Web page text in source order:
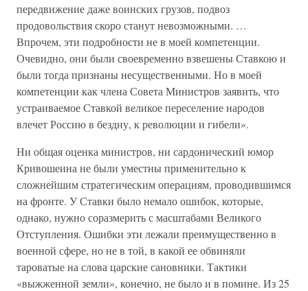
передвижение даже воинских грузов, подвоз
продовольствия скоро станут невозможными. …
Впрочем, эти подробности не в моей компетенции.
Очевидно, они были своевременно взвешены Ставкою и
были тогда признаны несущественными. Но в моей
компетенции как члена Совета Министров заявить, что
устраиваемое Ставкой великое переселение народов
влечет Россию в бездну, к революции и гибели».
Ни общая оценка министров, ни сардонический юмор
Кривошеина не были уместны применительно к
сложнейшим стратегическим операциям, проводившимся
на фронте. У Ставки было немало ошибок, которые,
однако, нужно соразмерить с масштабами Великого
Отступления. Ошибки эти лежали преимущественно в
военной сфере, но не в той, в какой ее обвиняли
тароватые на слова царские сановники. Тактики
«выжженной земли», конечно, не было и в помине. Из 25